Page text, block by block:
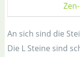
An sich sind die
Die L Steine sind